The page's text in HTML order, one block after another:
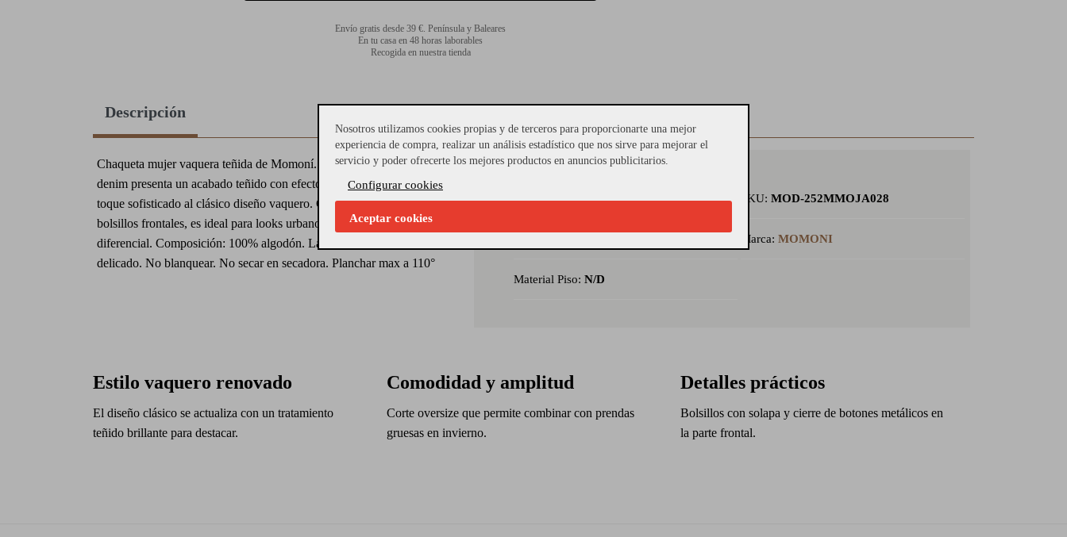
Envío gratis desde 39 €. Península y Baleares
En tu casa en 48 horas laborables
Recogida en nuestra tienda
Descripción
Chaqueta mujer vaquera teñida de Momoní. Esta chaqueta de estilo
denim presenta un acabado teñido con efecto brillo que aporta un
toque sofisticado al clásico diseño vaquero. Con un corte amplio y
bolsillos frontales, es ideal para looks urbanos con un punto
diferencial. Composición: 100% algodón. Lavado con agua a 30°c
delicado. No blanquear. No secar en secadora. Planchar max a 110°
Referencia Seleccionada:133016_42 SKU: MOD-252MMOJA028
Marca: MOMONI
Material Piso: N/D
Estilo vaquero renovado
El diseño clásico se actualiza con un tratamiento
teñido brillante para destacar.
Comodidad y amplitud
Corte oversize que permite combinar con prendas
gruesas en invierno.
Detalles prácticos
Bolsillos con solapa y cierre de botones metálicos en
la parte frontal.
Nosotros utilizamos cookies propias y de terceros para proporcionarte una mejor
experiencia de compra, realizar un análisis estadístico que nos sirve para mejorar el
servicio y poder ofrecerte los mejores productos en anuncios publicitarios.
Configurar cookies
Aceptar cookies